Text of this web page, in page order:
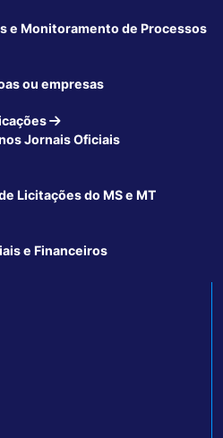
e Monitoramento de Processos
ou empresas
Jornais Oficiais
Licitações do MS e MT
e Financeiros